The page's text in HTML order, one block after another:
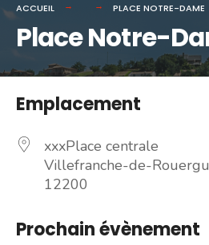
ACCUEIL PLACE NOTRE-DAME
Place Notre-
Emplacement
xxxPlace centrale
Villefranche-de-
12200
Prochain évènement